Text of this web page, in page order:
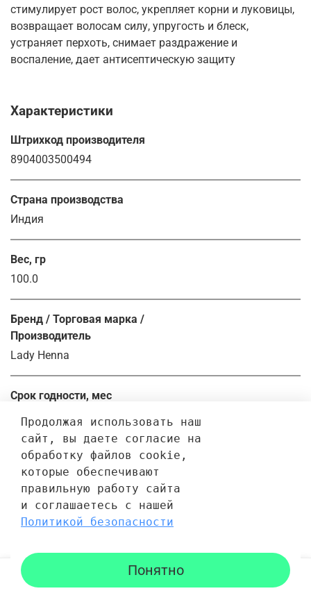
стимулирует рост волос, укрепляет корни и луковицы,
возвращает волосам силу, упругость и блеск,
устраняет перхоть, снимает раздражение и
воспаление, дает антисептическую защиту
Характеристики
Штрихкод производителя
8904003500494
Страна производства
Индия
Вес, гр
100.0
Бренд / Торговая марка /
Производитель
Lady Henna
Срок годности, мес
36.0
Отзывы
Отзывов еще никто не оставлял
Каталог Поиск Корзина Избранное Профиль
Продолжая использовать наш
сайт, вы даете согласие на
обработку файлов cookie,
которые обеспечивают
правильную работу сайта
и соглашаетесь с нашей
Политикой безопасности
Понятно